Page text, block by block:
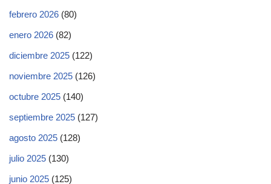
febrero 2026 (80)
enero 2026 (82)
diciembre 2025 (122)
noviembre 2025 (126)
octubre 2025 (140)
septiembre 2025 (127)
agosto 2025 (128)
julio 2025 (130)
junio 2025 (125)